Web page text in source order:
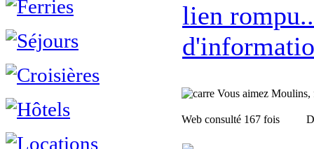
lien
Vous aimez Moulins,
Web consulté 167 fois